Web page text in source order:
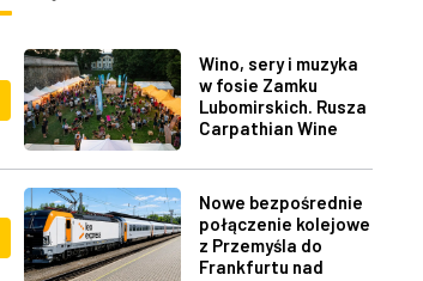
Wino, sery i muzyka
w fosie Zamku
Lubomirskich. Rusza
Carpathian Wine
Nowe bezpośrednie
połączenie kolejowe
z Przemyśla do
Frankfurtu nad